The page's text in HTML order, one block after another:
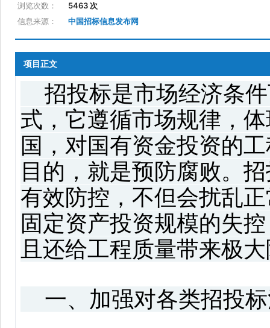
浏览次数：
5463 次
信息来源：
中国招标信息发布网
项目正文